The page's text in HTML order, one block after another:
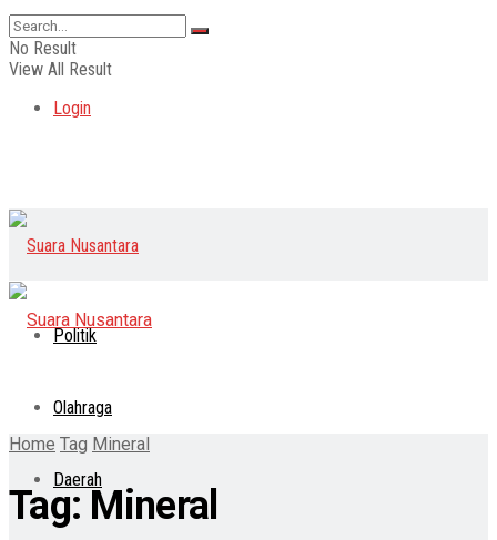
No Result
View All Result
Login
Politik
Olahraga
Daerah
Home Tag Mineral
Tag: Mineral